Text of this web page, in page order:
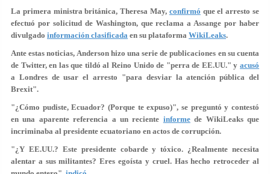
La primera ministra británica, Theresa May, confirmó que el arresto se
efectuó por solicitud de Washington, que reclama a Assange por haber
divulgado información clasificada en su plataforma WikiLeaks.
Ante estas noticias, Anderson hizo una serie de publicaciones en su cuenta
de Twitter, en las que tildó al Reino Unido de "perra de EE.UU." yacusó
a Londres de usar el arresto "para desviar la atención pública del
Brexit".
"¿Cómo pudiste, Ecuador? (Porque te expuso)", se preguntó y contestó
en una aparente referencia a un reciente informede WikiLeaks que
incriminaba al presidente ecuatoriano en actos de corrupción.
"¿Y EE.UU.? Este presidente cobarde y tóxico. ¿Realmente necesita
alentar a sus militantes? Eres egoísta y cruel. Has hecho retroceder al